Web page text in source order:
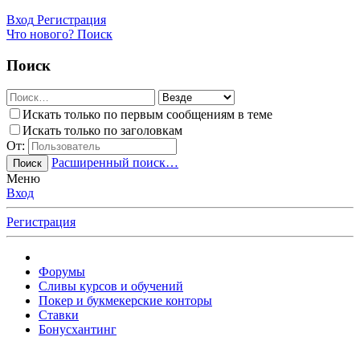
Вход Регистрация
Что нового? Поиск
Поиск
Искать только по первым сообщениям в теме
Искать только по заголовкам
От:
Поиск
Расширенный поиск…
Меню
Вход
Регистрация
Форумы
Сливы курсов и обучений
Покер и букмекерские конторы
Ставки
Бонусхантинг